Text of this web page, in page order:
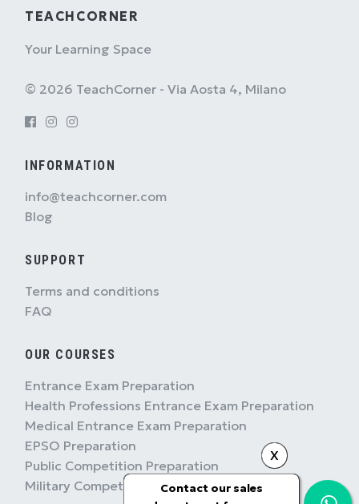
X
Contact our sales
TEACHCORNER
Your Learning Space
© 2026 TeachCorner - Via Aosta 4, Milano
INFORMATION
info@teachcorner.com
Blog
SUPPORT
Terms and conditions
FAQ
OUR COURSES
Entrance Exam Preparation
Health Professions Entrance Exam Preparation
Medical Entrance Exam Preparation
EPSO Preparation
Public Competition Preparation
Military Competition Preparation